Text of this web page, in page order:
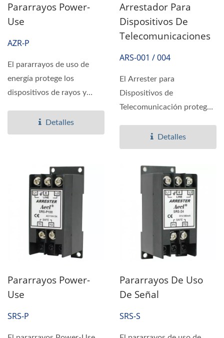
Pararrayos Power-
Use
AZR-P
El pararrayos de uso de
energía protege los
dispositivos de rayos y
disponibles...Detalles
Arrestador Para
Dispositivos De
Telecomunicaciones
ARS-001 / 004
El Arrester para
Dispositivos de
Telecomunicación protege
telecomunicaciones...
Detalles
Pararrayos Power-
Use
SRS-P
Pararrayos De Uso
De Señal
SRS-S